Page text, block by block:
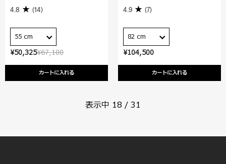
¥67,100
¥50,325
カートに入れる
4.8 (14)
55 cm
¥104,500
カートに入れる
4.9 (7)
82 cm
表示中 18 / 31